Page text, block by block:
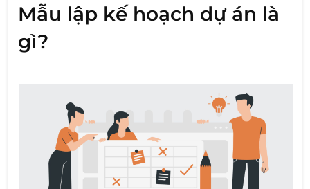
Mẫu lập kế hoạch dự án là
gì?